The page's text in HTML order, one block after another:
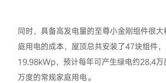
同时，具备高发电量的至尊小金刚组件很
庭用电的成本，屋顶总共安装了47块组件
19.98kWp，预计每年可产生绿电约28.4万
万度的常规家庭用电。